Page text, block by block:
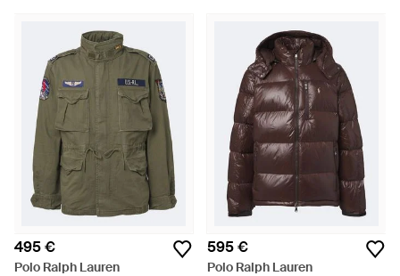
495 €
Polo Ralph Lauren
595 €
Polo Ralph Lauren